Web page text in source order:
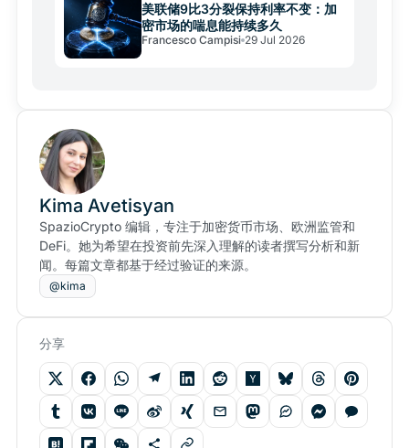
美联储9比3分裂保持利率不变：加
密市场的喘息能持续多久
Francesco Campisi 29 Jul 2026
Kima Avetisyan
SpazioCrypto 编辑，专注于加密货币市场、欧洲监管和
DeFi。她为希望在投资前先深入理解的读者撰写分析和新
闻。每篇文章都基于经过验证的来源。
@kima
分享